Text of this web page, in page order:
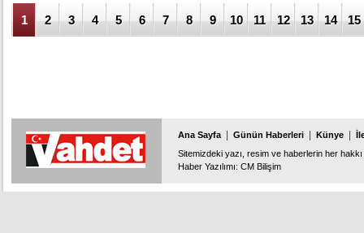
1 2 3 4 5 6 7 8 9 10 11 12 13 14 15
Ana Sayfa Günün Haberleri Künye
Sitemizdeki yazı, resim ve haberlerin her
Haber Yazılımı: CM Bilişim